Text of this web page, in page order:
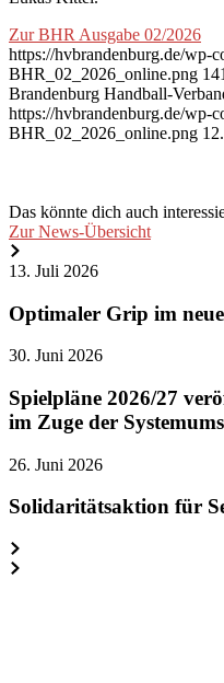
Zur BHR Ausgabe 02/2026
https://hvbrandenburg.de/wp-
BHR_02_2026_online.png
Brandenburg Handball-
https://hvbrandenburg.de/wp-
BHR_02_2026_online.png
Das könnte dich auch
Zur News-Übersicht
Optimaler
im
neuen
Look
13. Juli 2026
Optimaler Grip im
Spielpläne
veröffentlicht
und
Data
im
der
30. Juni 2026
Spielpläne 2026/27
im Zuge der
Solidaritätsaktion
Sebastian
26. Juni 2026
Solidaritätsaktion für